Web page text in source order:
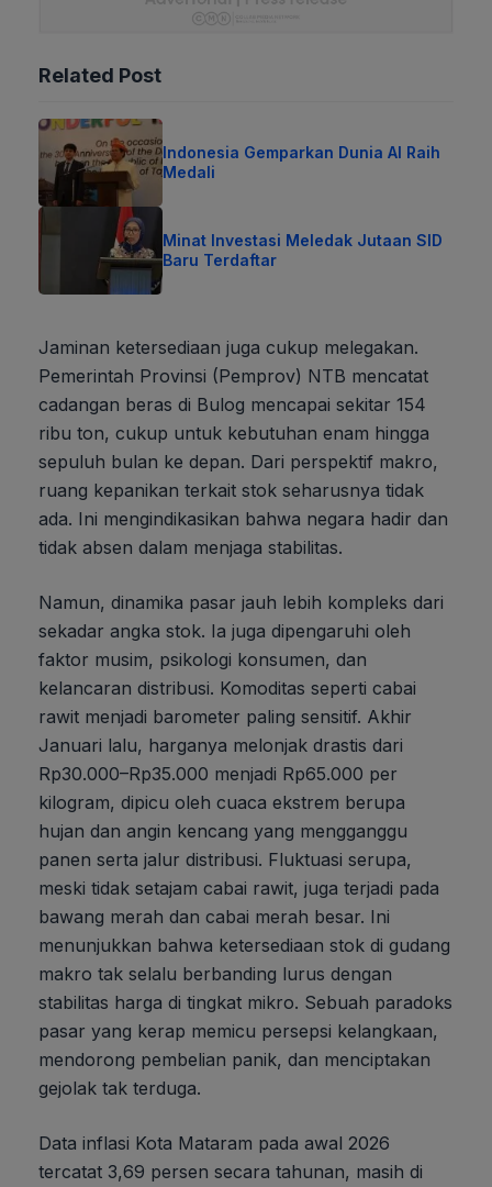
Related Post
Indonesia Gemparkan Dunia AI Raih
Medali
Minat Investasi Meledak Jutaan SID
Baru Terdaftar
Jaminan ketersediaan juga cukup melegakan.
Pemerintah Provinsi (Pemprov) NTB mencatat
cadangan beras di Bulog mencapai sekitar 154
ribu ton, cukup untuk kebutuhan enam hingga
sepuluh bulan ke depan. Dari perspektif makro,
ruang kepanikan terkait stok seharusnya tidak
ada. Ini mengindikasikan bahwa negara hadir dan
tidak absen dalam menjaga stabilitas.
Namun, dinamika pasar jauh lebih kompleks dari
sekadar angka stok. Ia juga dipengaruhi oleh
faktor musim, psikologi konsumen, dan
kelancaran distribusi. Komoditas seperti cabai
rawit menjadi barometer paling sensitif. Akhir
Januari lalu, harganya melonjak drastis dari
Rp30.000–Rp35.000 menjadi Rp65.000 per
kilogram, dipicu oleh cuaca ekstrem berupa
hujan dan angin kencang yang mengganggu
panen serta jalur distribusi. Fluktuasi serupa,
meski tidak setajam cabai rawit, juga terjadi pada
bawang merah dan cabai merah besar. Ini
menunjukkan bahwa ketersediaan stok di gudang
makro tak selalu berbanding lurus dengan
stabilitas harga di tingkat mikro. Sebuah paradoks
pasar yang kerap memicu persepsi kelangkaan,
mendorong pembelian panik, dan menciptakan
gejolak tak terduga.
Data inflasi Kota Mataram pada awal 2026
tercatat 3,69 persen secara tahunan, masih di